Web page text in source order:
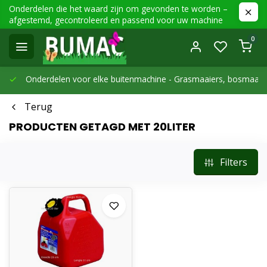
Onderdelen die het waard zijn om gevonden te worden –
afgestemd, gecontroleerd en passend voor uw machine
0
Onderdelen voor elke buitenmachine - Grasmaaiers,
Terug
PRODUCTEN GETAGD MET 20LITER
Filters